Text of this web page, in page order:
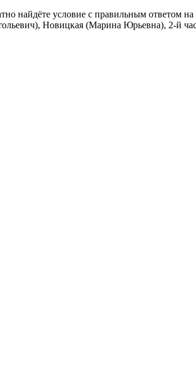
найдёте условие с правильным ответом
Новицкая (Марина Юрьевна), 2-й